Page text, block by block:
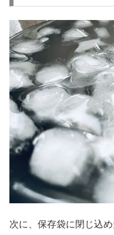
次に、保存袋に閉じ込